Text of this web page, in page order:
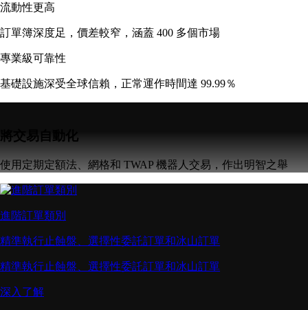
流動性更高
訂單簿深度足，價差較窄，涵蓋 400 多個市場
專業級可靠性
基礎設施深受全球信賴，正常運作時間達 99.99％
將交易自動化
使用定期定額法、網格和 TWAP 機器人交易，作出明智之舉
進階訂單類別
精準執行止蝕盤、選擇性委託訂單和冰山訂單
精準執行止蝕盤、選擇性委託訂單和冰山訂單
深入了解